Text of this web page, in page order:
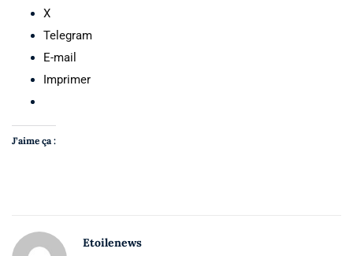
X
Telegram
E-mail
Imprimer
J’aime ça :
Etoilenews